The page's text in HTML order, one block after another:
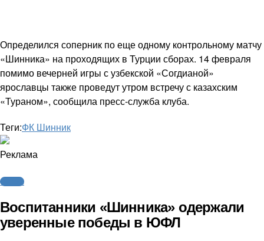
Определился соперник по еще одному контрольному матчу
«Шинника» на проходящих в Турции сборах. 14 февраля
помимо вечерней игры с узбекской «Согдианой»
ярославцы также проведут утром встречу с казахским
«Тураном», сообщила пресс-служба клуба.
Теги:ФК Шинник
Реклама
Футбол
Воспитанники «Шинника» одержали
уверенные победы в ЮФЛ